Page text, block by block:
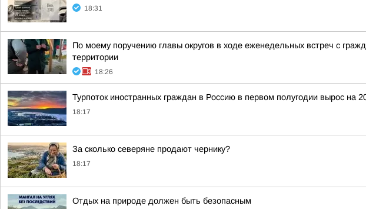
18:31
По моему поручению главы округов в ходе еженедельных встреч с
территории
18:26
Турпоток иностранных граждан в Россию в первом полугодии вырос на
18:17
За сколько северяне продают чернику?
18:17
Отдых на природе должен быть безопасным